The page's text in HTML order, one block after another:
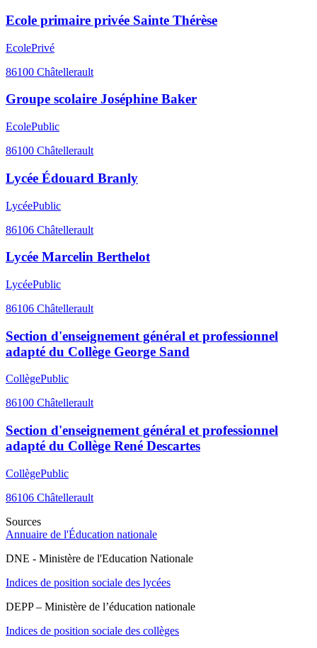
Ecole primaire privée Sainte Thérèse
EcolePrivé
86100 Châtellerault
Groupe scolaire Joséphine Baker
EcolePublic
86100 Châtellerault
Lycée Édouard Branly
LycéePublic
86106 Châtellerault
Lycée Marcelin Berthelot
LycéePublic
86106 Châtellerault
Section d'enseignement général et professionnel
adapté du Collège George Sand
CollègePublic
86100 Châtellerault
Section d'enseignement général et professionnel
adapté du Collège René Descartes
CollègePublic
86106 Châtellerault
Sources
Annuaire de l'Éducation nationale
DNE - Ministère de l'Education Nationale
Indices de position sociale des lycées
DEPP – Ministère de l’éducation nationale
Indices de position sociale des collèges